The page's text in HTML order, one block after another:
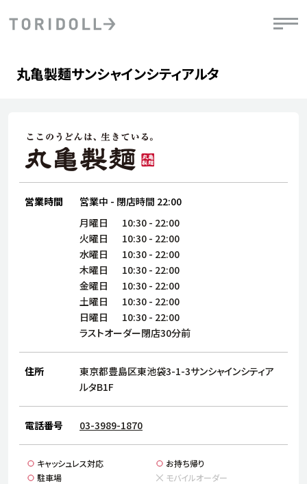
会社情報
株主・投資家情報
サステナビリティ
ブランド
店舗検索
店舗一覧
採用情報
よくある質問・お問い合わせ
PRニュース
中長期経営計画
デジタルトランス
フォーメーション戦略
DXビジョン2028
ライブラリ
粟田社長が語る
トリドールのサステナビリティ
ステークホルダーとの
丸亀製麺サンシャインシティアルタ
営業時間 営業中 - 閉店時間 22:00
月曜日 10:30 - 22:00
火曜日
10:30 - 22:00
水曜日
10:30 - 22:00
木曜日
10:30 - 22:00
金曜日
10:30 - 22:00
土曜日
10:30 - 22:00
日曜日
10:30 - 22:00
ラストオーダー閉店30分前
住所
東京都豊島区東池袋3-1-3サンシャインシティア
ルタB1F
電話番号 03-3989-1870
キャッシュレス対応
お持ち帰り
駐車場
モバイルオーダー